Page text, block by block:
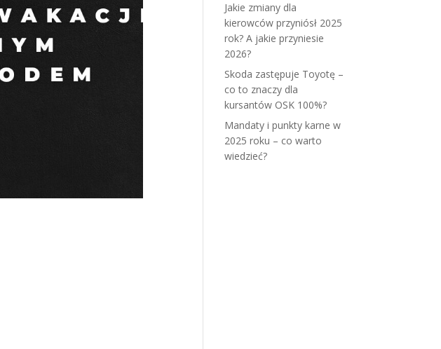
Jakie zmiany dla
kierowców przyniósł 2025
rok? A jakie przyniesie
2026?
Skoda zastępuje Toyotę –
co to znaczy dla
kursantów OSK 100%?
Mandaty i punkty karne w
2025 roku – co warto
wiedzieć?